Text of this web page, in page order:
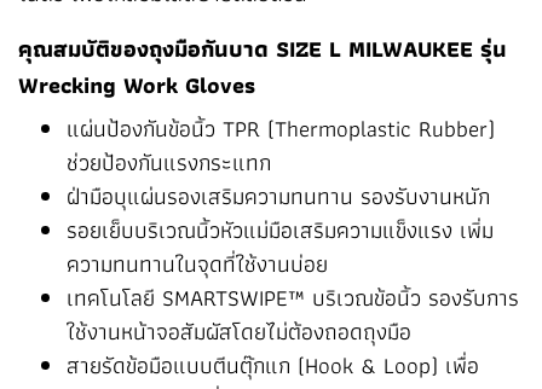
คุณสมบัติของถุงมือกันบาด SIZE L MILWAUKEE รุ่น
Wrecking Work Gloves
แผ่นป้องกันข้อนิ้ว TPR (Thermoplastic Rubber)
ช่วยป้องกันแรงกระแทก
ฝ่ามือบุแผ่นรองเสริมความทนทาน รองรับงานหนัก
รอยเย็บบริเวณนิ้วหัวแม่มือเสริมความแข็งแรง เพิ่ม
ความทนทานในจุดที่ใช้งานบ่อย
เทคโนโลยี SMARTSWIPE™ บริเวณข้อนิ้ว รองรับการ
ใช้งานหน้าจอสัมผัสโดยไม่ต้องถอดถุงมือ
สายรัดข้อมือแบบตีนตุ๊กแก (Hook & Loop) เพื่อ